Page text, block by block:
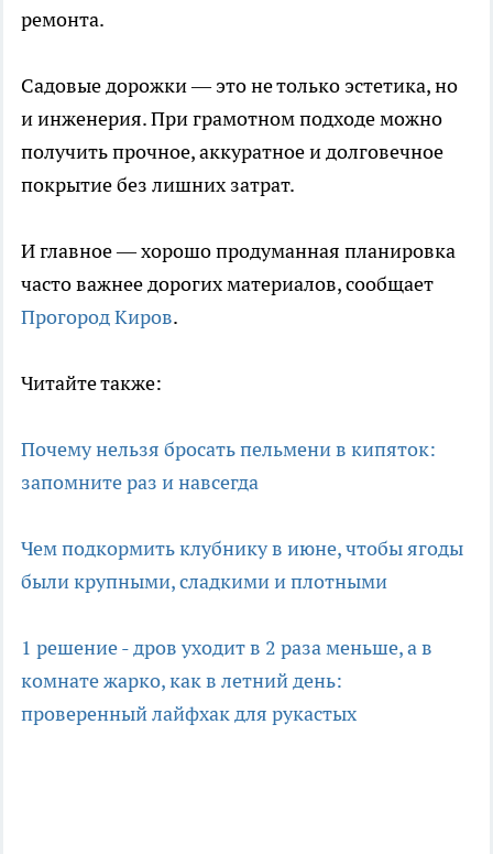
ремонта.
Садовые дорожки — это не только эстетика, но
и инженерия. При грамотном подходе можно
получить прочное, аккуратное и долговечное
покрытие без лишних затрат.
И главное — хорошо продуманная планировка
часто важнее дорогих материалов, сообщает
Прогород Киров.
Читайте также:
Почему нельзя бросать пельмени в кипяток:
запомните раз и навсегда
Чем подкормить клубнику в июне, чтобы ягоды
были крупными, сладкими и плотными
1 решение - дров уходит в 2 раза меньше, а в
комнате жарко, как в летний день:
проверенный лайфхак для рукастых